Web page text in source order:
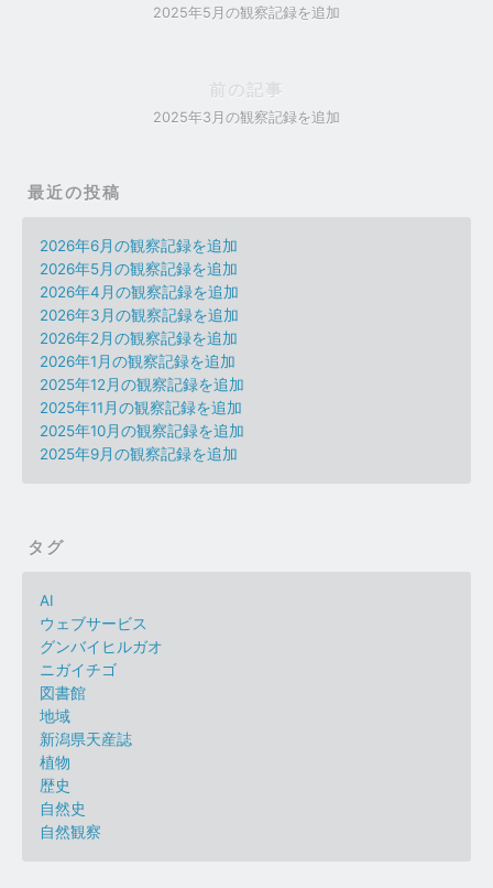
2025年5月の観察記録を追加
前の記事
2025年3月の観察記録を追加
最近の投稿
2026年6月の観察記録を追加
2026年5月の観察記録を追加
2026年4月の観察記録を追加
2026年3月の観察記録を追加
2026年2月の観察記録を追加
2026年1月の観察記録を追加
2025年12月の観察記録を追加
2025年11月の観察記録を追加
2025年10月の観察記録を追加
2025年9月の観察記録を追加
タグ
AI
ウェブサービス
グンバイヒルガオ
ニガイチゴ
図書館
地域
新潟県天産誌
植物
歴史
自然史
自然観察